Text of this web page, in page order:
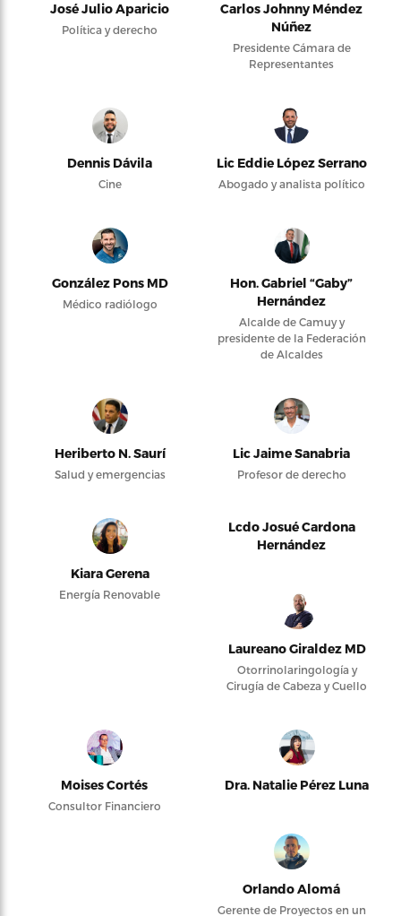
José Julio Aparicio
Política y derecho
Carlos Johnny Méndez
Núñez
Presidente Cámara de
Representantes
Dennis Dávila
Cine
Lic Eddie López Serrano
Abogado y analista político
González Pons MD
Médico radiólogo
Hon. Gabriel “Gaby”
Hernández
Alcalde de Camuy y
presidente de la Federación
de Alcaldes
Heriberto N. Saurí
Salud y emergencias
Lic Jaime Sanabria
Profesor de derecho
Kiara Gerena
Energía Renovable
Lcdo Josué Cardona
Hernández
Laureano Giraldez MD
Otorrinolaringología y
Cirugía de Cabeza y Cuello
Moises Cortés
Consultor Financiero
Dra. Natalie Pérez Luna
Orlando Alomá
Gerente de Proyectos en un